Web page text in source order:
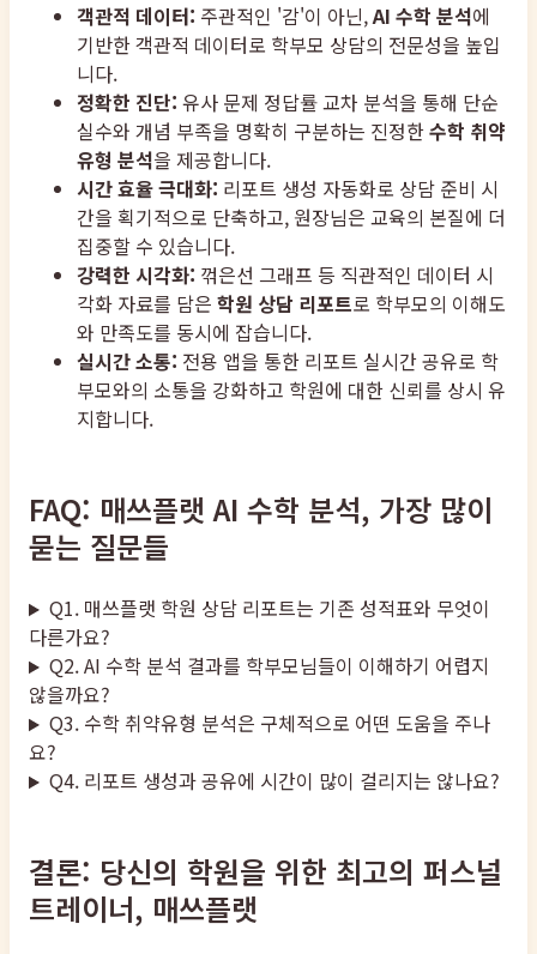
객관적 데이터: 주관적인 '감'이 아닌,AI 수학 분석에
기반한 객관적 데이터로 학부모 상담의 전문성을 높입
니다.
정확한 진단: 유사 문제 정답률 교차 분석을 통해 단순
실수와 개념 부족을 명확히 구분하는 진정한수학 취약
유형 분석을 제공합니다.
시간 효율 극대화: 리포트 생성 자동화로 상담 준비 시
간을 획기적으로 단축하고, 원장님은 교육의 본질에 더
집중할 수 있습니다.
강력한 시각화: 꺾은선 그래프 등 직관적인 데이터 시
각화 자료를 담은 학원 상담 리포트로 학부모의 이해도
와 만족도를 동시에 잡습니다.
실시간 소통: 전용 앱을 통한 리포트 실시간 공유로 학
부모와의 소통을 강화하고 학원에 대한 신뢰를 상시 유
지합니다.
FAQ: 매쓰플랫 AI 수학 분석, 가장 많이
묻는 질문들
Q1. 매쓰플랫 학원 상담 리포트는 기존 성적표와 무엇이
다른가요?
Q2. AI 수학 분석 결과를 학부모님들이 이해하기 어렵지
않을까요?
Q3. 수학 취약유형 분석은 구체적으로 어떤 도움을 주나
요?
Q4. 리포트 생성과 공유에 시간이 많이 걸리지는 않나요?
결론: 당신의 학원을 위한 최고의 퍼스널
트레이너, 매쓰플랫